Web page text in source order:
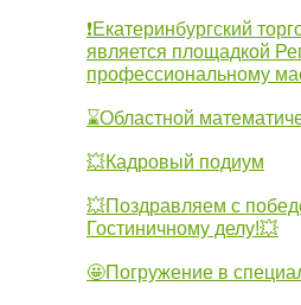
❗Екатеринбургский
является площадкой
профессиональному
⌛Областной
💥Кадровый подиум
💥Поздравляем с
Гостиничному делу!💥
🤩Погружение в